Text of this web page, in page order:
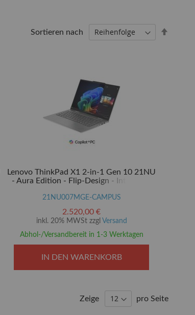
Sortieren nach
Lenovo ThinkPad X1 2-in-1 Gen 10 21NU
- Aura Edition - Flip-Design - Intel Core
Arc Graphics 140V - 32 GB RAM - 1 TB
Performance - 35.6 cm (14")
21NU007MGE-CAMPUS
2.520,00 €
inkl. 20% MWSt zzgl Versand
Abhol-/Versandbereit in 1-3 Werktagen
IN DEN WARENKORB
Zeige pro Seite